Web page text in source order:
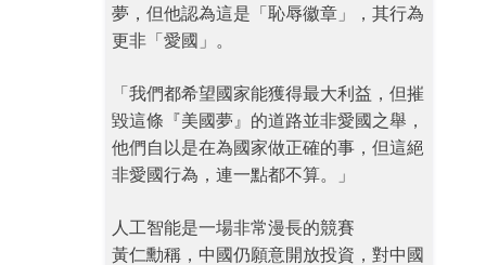
夢，但他認為這是「恥辱徽章」，其行為
更非「愛國」。
「我們都希望國家能獲得最大利益，但摧
毀這條『美國夢』的道路並非愛國之舉，
他們自以是在為國家做正確的事，但這絕
非愛國行為，連一點都不算。」
人工智能是一場非常漫長的競賽
黃仁勳稱，中國仍願意開放投資，對中國